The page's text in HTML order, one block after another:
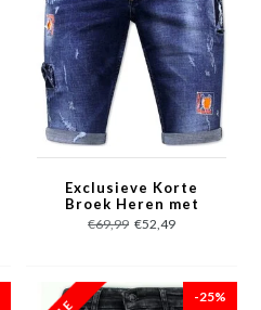
Exclusieve Korte
Broek Heren met
Verfspatten - 1016 -
Blauw
€69,99 €52,49
-25%